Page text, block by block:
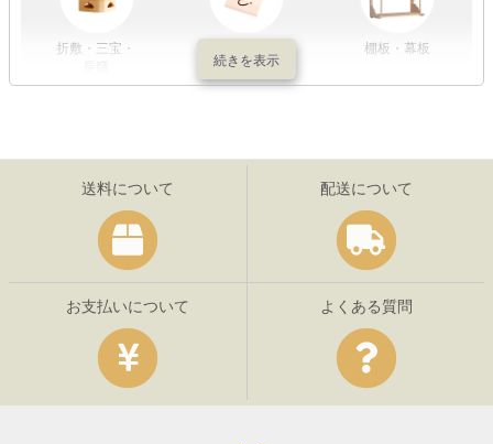
折敷・三宝・
棚板・幕板
送料について 配送について
お支払いについて よくある質問